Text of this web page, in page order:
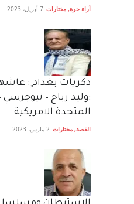
آراء حرة, مختارات 7 أبريل، 2023
دكريات بغداد ٍ:
:وليد رباح – نيوجرسي
المتحدة الامريكية
القصة, مختارات 2 مارس، 2023